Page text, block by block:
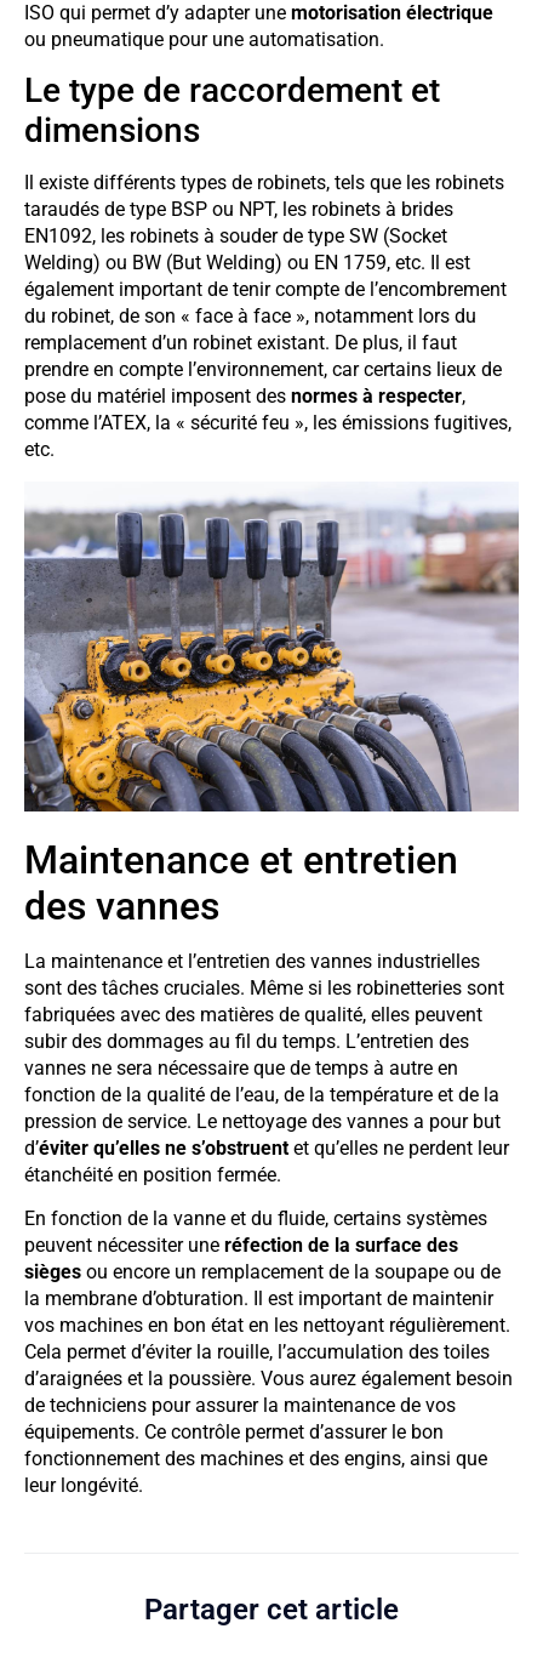
ISO qui permet d’y adapter une motorisation électrique
ou pneumatique pour une automatisation.
Le type de raccordement et
dimensions
Il existe différents types de robinets, tels que les robinets
taraudés de type BSP ou NPT, les robinets à brides
EN1092, les robinets à souder de type SW (Socket
Welding) ou BW (But Welding) ou EN 1759, etc. Il est
également important de tenir compte de l’encombrement
du robinet, de son « face à face », notamment lors du
remplacement d’un robinet existant. De plus, il faut
prendre en compte l’environnement, car certains lieux de
pose du matériel imposent des normes à respecter,
comme l’ATEX, la « sécurité feu », les émissions fugitives,
etc.
Maintenance et entretien
des vannes
La maintenance et l’entretien des vannes industrielles
sont des tâches cruciales. Même si les robinetteries sont
fabriquées avec des matières de qualité, elles peuvent
subir des dommages au fil du temps. L’entretien des
vannes ne sera nécessaire que de temps à autre en
fonction de la qualité de l’eau, de la température et de la
pression de service. Le nettoyage des vannes a pour but
d’éviter qu’elles ne s’obstruent et qu’elles ne perdent leur
étanchéité en position fermée.
En fonction de la vanne et du fluide, certains systèmes
peuvent nécessiter une réfection de la surface des
sièges ou encore un remplacement de la soupape ou de
la membrane d’obturation. Il est important de maintenir
vos machines en bon état en les nettoyant régulièrement.
Cela permet d’éviter la rouille, l’accumulation des toiles
d’araignées et la poussière. Vous aurez également besoin
de techniciens pour assurer la maintenance de vos
équipements. Ce contrôle permet d’assurer le bon
fonctionnement des machines et des engins, ainsi que
leur longévité.
Partager cet article